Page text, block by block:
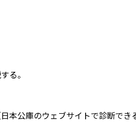
る。
本公庫のウェブサイトで診断でき